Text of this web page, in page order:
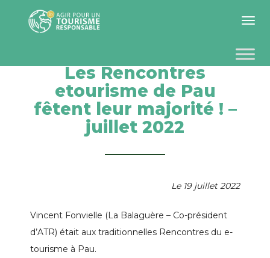
Toggle
Les Rencontres
etourisme de Pau
fêtent leur majorité ! –
juillet 2022
Le 19 juillet 2022
Vincent Fonvielle (La Balaguère – Co-président
d’ATR) était aux traditionnelles Rencontres du e-
tourisme à Pau.